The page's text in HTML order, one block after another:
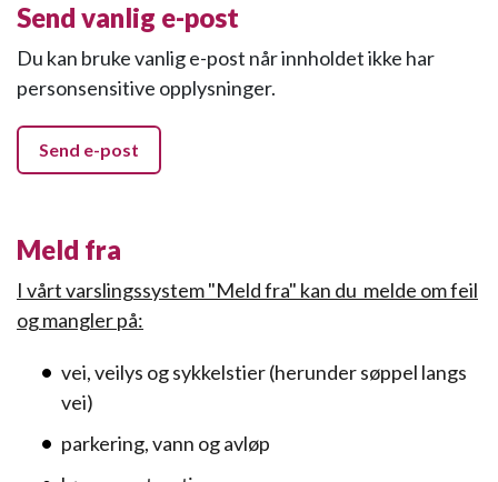
Send vanlig e-post
Du kan bruke vanlig e-post når innholdet ikke har
personsensitive opplysninger.
Send e-post
Meld fra
I vårt varslingssystem "Meld fra" kan du melde om feil
og mangler på:
vei, veilys og sykkelstier (herunder søppel langs
vei)
parkering, vann og avløp